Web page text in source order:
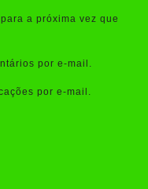
a próxima vez que
por e-mail.
por e-mail.